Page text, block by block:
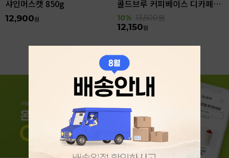
샤인머스캣 850g
12,900원
콜드브루 커피베이스 디카페인 리저브 440ml
10% 13,500원
12,150원